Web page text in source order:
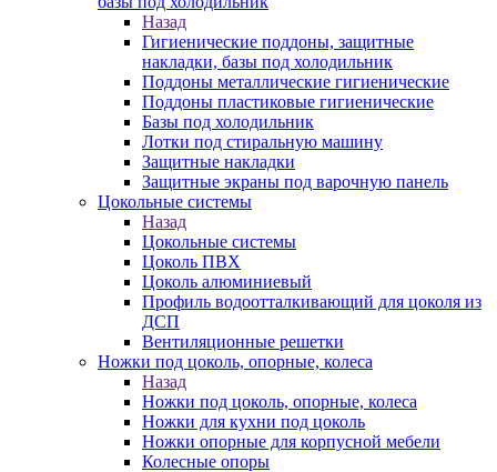
Назад
Гигиенические поддоны, защитные
накладки, базы под холодильник
Поддоны металлические гигиенические
Поддоны пластиковые гигиенические
Базы под холодильник
Лотки под стиральную машину
Защитные накладки
Защитные экраны под варочную панель
Цокольные системы
Назад
Цокольные системы
Цоколь ПВХ
Цоколь алюминиевый
Профиль водоотталкивающий для цоколя из
ДСП
Вентиляционные решетки
Ножки под цоколь, опорные, колеса
Назад
Ножки под цоколь, опорные, колеса
Ножки для кухни под цоколь
Ножки опорные для корпусной мебели
Колесные опоры